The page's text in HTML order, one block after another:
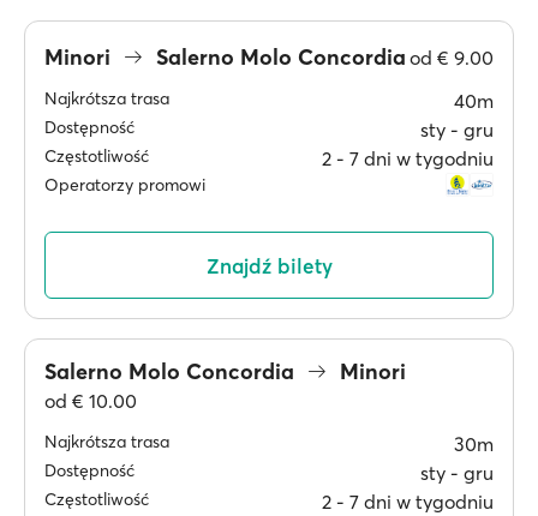
Minori Salerno Molo Concordia od € 9.00
Najkrótsza trasa 40m
Dostępność sty ‐ gru
Częstotliwość 2 ‐ 7 dni w tygodniu
Operatorzy promowi
Znajdź bilety
Salerno Molo Concordia Minori
od € 10.00
Najkrótsza trasa 30m
Dostępność sty ‐ gru
Częstotliwość 2 ‐ 7 dni w tygodniu